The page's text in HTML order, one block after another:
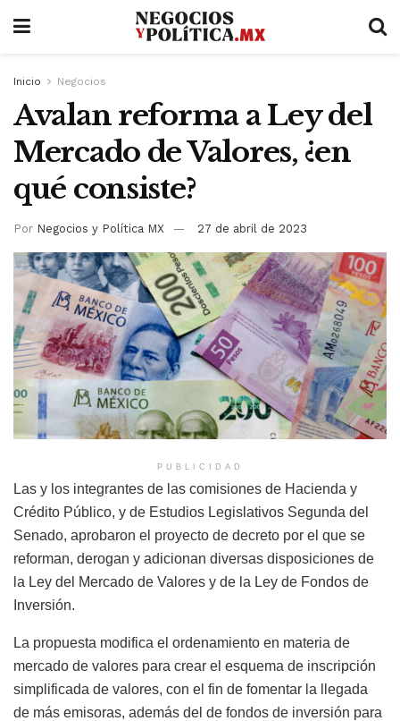
Inicio Negocios
Avalan reforma a Ley del
Mercado de Valores, ¿en
qué consiste?
Por Negocios y Política MX 27 de abril de 2023
PUBLICIDAD
Las y los integrantes de las comisiones de Hacienda y
Crédito Público, y de Estudios Legislativos Segunda del
Senado, aprobaron el proyecto de decreto por el que se
reforman, derogan y adicionan diversas disposiciones de
la Ley del Mercado de Valores y de la Ley de Fondos de
Inversión.
La propuesta modifica el ordenamiento en materia de
mercado de valores para crear el esquema de inscripción
simplificada de valores, con el fin de fomentar la llegada
de más emisoras, además del de fondos de inversión para